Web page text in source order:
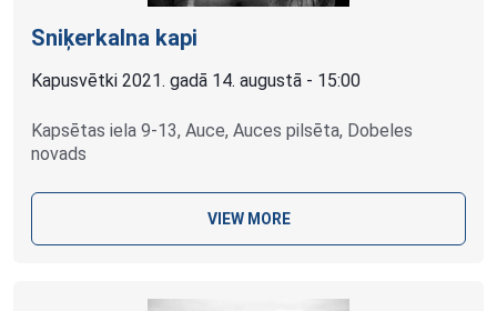
Sniķerkalna kapi
Kapusvētki 2021. gadā 14. augustā - 15:00
Kapsētas iela 9-13, Auce, Auces pilsēta, Dobeles
novads
VIEW MORE